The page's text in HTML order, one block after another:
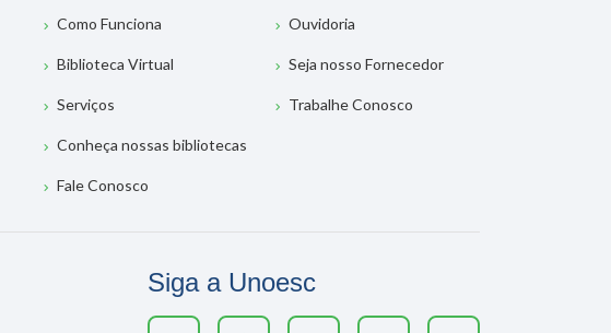
Como Funciona
Biblioteca Virtual
Serviços
Conheça nossas bibliotecas
Fale Conosco
Ouvidoria
Seja nosso Fornecedor
Trabalhe Conosco
Siga a Unoesc